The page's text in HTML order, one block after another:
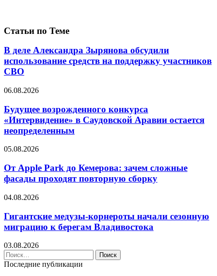
Статьи по Теме
В деле Александра Зырянова обсудили
использование средств на поддержку участников
СВО
06.08.2026
Будущее возрожденного конкурса
«Интервидение» в Саудовской Аравии остается
неопределенным
05.08.2026
От Apple Park до Кемерова: зачем сложные
фасады проходят повторную сборку
04.08.2026
Гигантские медузы-корнероты начали сезонную
миграцию к берегам Владивостока
03.08.2026
Найти:
Последние публикации